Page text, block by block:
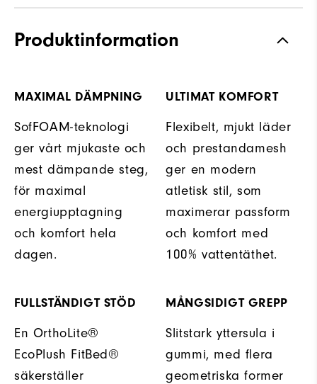
Produktinformation
MAXIMAL DÄMPNING
SofFOAM-teknologi
ger vårt mjukaste och
mest dämpande steg,
för maximal
energiupptagning
och komfort hela
dagen.
ULTIMAT KOMFORT
Flexibelt, mjukt läder
och prestandamesh
ger en modern
atletisk stil, som
maximerar passform
och komfort med
100% vattentäthet.
FULLSTÄNDIGT STÖD
En OrthoLite®
EcoPlush FitBed®
säkerställer
MÅNGSIDIGT GREPP
Slitstark yttersula i
gummi, med flera
geometriska former